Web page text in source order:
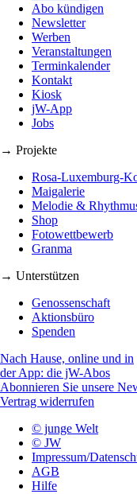
Abo kündigen
Newsletter
Werben
Veranstaltungen
Terminkalender
Kontakt
Kiosk
jW-App
Jobs
→ Projekte
Rosa-Luxemburg-
Maigalerie
Melodie &
Shop
Fotowettbewerb
Granma
→ Unterstützen
Genossenschaft
Aktionsbüro
Spenden
Nach Hause, online und in
der App: die jW-Abos
Abonnieren Sie unsere
Vertrag widerrufen
© junge Welt
© JW
Impressum/
AGB
Hilfe